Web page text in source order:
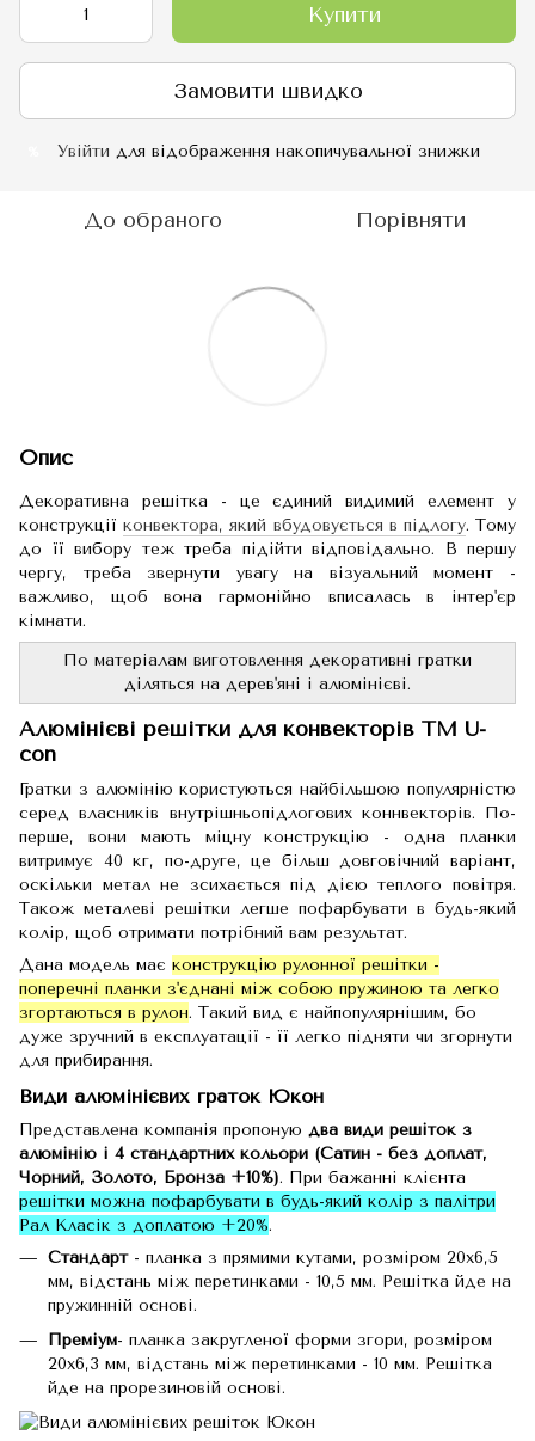
Купити
Замовити швидко
Увійти для відображення накопичувальної знижки
До обраного Порівняти
Опис
Декоративна решітка - це єдиний видимий елемент у
конструкціїконвектора, який вбудовується в підлогу. Тому
до її вибору теж треба підійти відповідально. В першу
чергу, треба звернути увагу на візуальний момент -
важливо, щоб вона гармонійно вписалась в інтер'єр
кімнати.
По матеріалам виготовлення декоративні гратки
діляться на дерев'яні і алюмінієві.
Алюмінієві решітки для конвекторів ТМ U-
con
Гратки з алюмінію користуються найбільшою популярністю
серед власників внутрішньопідлогових коннвекторів. По-
перше, вони мають міцну конструкцію - одна планки
витримує 40 кг, по-друге, це більш довговічний варіант,
оскільки метал не зсихається під дією теплого повітря.
Також металеві решітки легше пофарбувати в будь-який
колір, щоб отримати потрібний вам результат.
Дана модель має конструкцію рулонної решітки -
поперечні планки з'єднані між собою пружиною та легко
згортаються в рулон. Такий вид є найпопулярнішим, бо
дуже зручний в експлуатації - її легко підняти чи згорнути
для прибирання.
Види алюмінієвих граток Юкон
Представлена компанія пропоную два види решіток з
алюмінію і 4 стандартних кольори (Сатин - без доплат,
Чорний, Золото, Бронза +10%). При бажанні клієнта
решітки можна пофарбувати в будь-який колір з палітри
Рал Класік з доплатою +20%.
Стандарт- планка з прямими кутами, розміром 20х6,5
мм, відстань між перетинками - 10,5 мм. Решітка йде на
пружинній основі.
Преміум- планка закругленої форми згори, розміром
20х6,3 мм, відстань між перетинками - 10 мм. Решітка
йде на прорезиновій основі.